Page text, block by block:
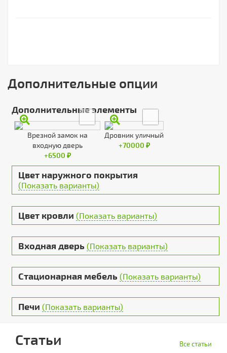
Дополнительные опции
Дополнительные элементы
Врезной замок на
входную дверь
+6500 ₽
Дровник уличный
+70000 ₽
Цвет наружного покрытия
(Показать варианты)
Цвет кровли(Показать варианты)
Входная дверь(Показать варианты)
Стационарная мебель(Показать варианты)
Печи(Показать варианты)
Статьи Все статьи